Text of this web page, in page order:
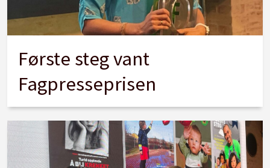
Første steg vant
Fagpresseprisen